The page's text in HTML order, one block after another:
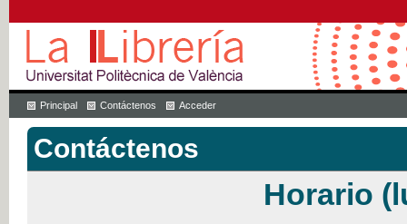
Principal Contáctenos Acceder
Contáctenos
Horario